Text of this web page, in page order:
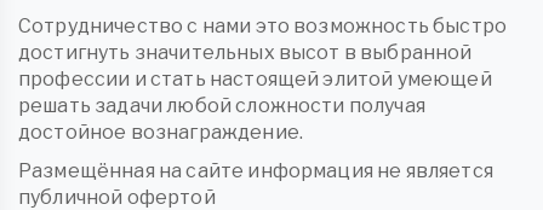
Сотрудничество с нами это возможность быстро
достигнуть значительных высот в выбранной
профессии и стать настоящей элитой умеющей
решать задачи любой сложности получая
достойное вознаграждение.
Размещённая на сайте информация не является
публичной офертой